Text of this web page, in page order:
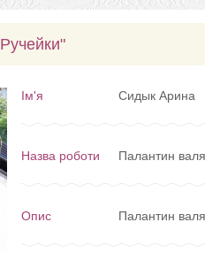
Ім'я Сидык Арина
Назва роботи Палантин
Опис Палантин